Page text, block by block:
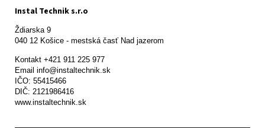
Instal Technik s.r.o
Ždiarska 9
Kontakt +421 911 225 977
Email info@instaltechnik.sk
IČO: 55415466
DIČ: 2121986416
www.instaltechnik.sk